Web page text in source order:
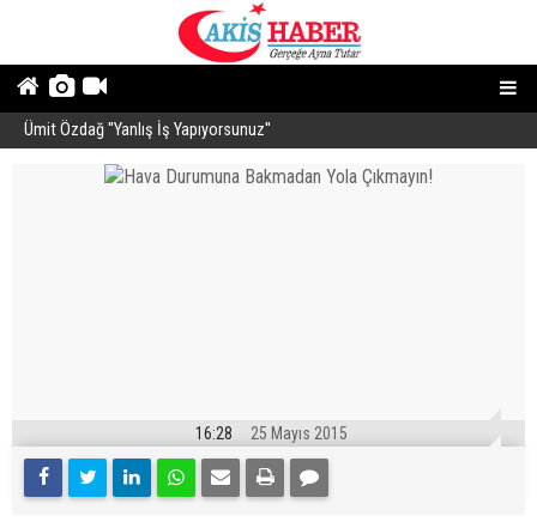
Ümit Özdağ ''Yanlış İş Yapıyorsunuz''
16:28 25 Mayıs 2015